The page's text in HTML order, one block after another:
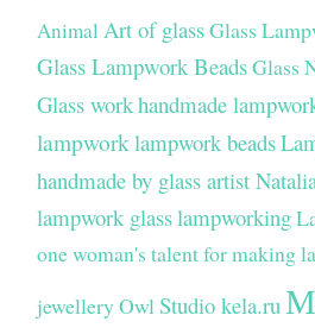
Animal Art of glassGlass
Glass Lampwork BeadsGlass
Glass workhandmade
lampworklampwork beads
handmade by glass artist
lampwork glasslampworking
one woman's talent for making
jewelleryOwlStudio kela.ru